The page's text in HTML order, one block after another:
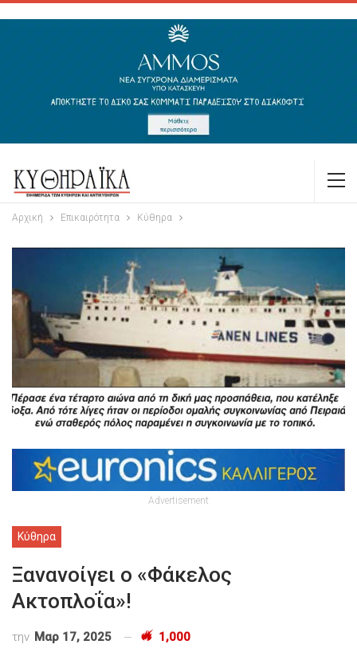
Αρχική Επικαιρότητα Κύθηρα
Advertisement
Κύθηρα
Ξανανοίγει ο «Φάκελος
Ακτοπλοΐα»!
την Μαρ 17, 2025 1,000